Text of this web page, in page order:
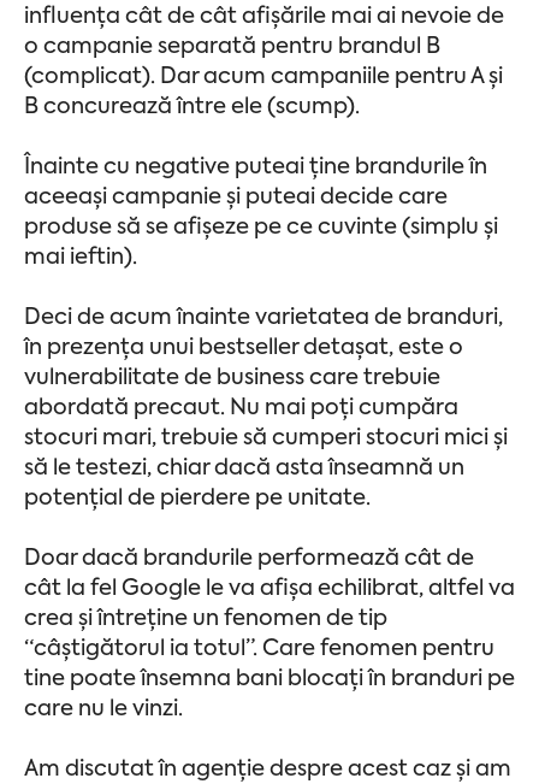
influența cât de cât afișările mai ai nevoie de
o campanie separată pentru brandul B
(complicat). Dar acum campaniile pentru A și
B concurează între ele (scump).
Înainte cu negative puteai ține brandurile în
aceeași campanie și puteai decide care
produse să se afișeze pe ce cuvinte (simplu și
mai ieftin).
Deci de acum înainte varietatea de branduri,
în prezența unui bestseller detașat, este o
vulnerabilitate de business care trebuie
abordată precaut. Nu mai poți cumpăra
stocuri mari, trebuie să cumperi stocuri mici și
să le testezi, chiar dacă asta înseamnă un
potențial de pierdere pe unitate.
Doar dacă brandurile performează cât de
cât la fel Google le va afișa echilibrat, altfel va
crea și întreține un fenomen de tip
“câștigătorul ia totul”. Care fenomen pentru
tine poate însemna bani blocați în branduri pe
care nu le vinzi.
Am discutat în agenție despre acest caz și am